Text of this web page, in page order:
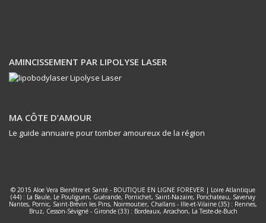
AMINCISSEMENT PAR LIPOLYSE LASER
MA CÔTE D’AMOUR
Le guide annuaire pour tomber amoureux de la région
© 2015 Aloe Vera Bienêtre et Santé - BOUTIQUE EN LIGNE FOREVER | Loire Atlantique
(44) : La Baule, Le Pouliguen, Guérande, Pornichet, Saint-Nazaire, Ponchateau, Savenay
Nantes, Pornic, Saint-Brévin les Pins, Noirmoutier, Challans - Ille-et-Vilaine (35) : Rennes,
Bruz, Cesson-Sévigné- Gironde (33) : Bordeaux, Arcachon, La Teste-de-Buch